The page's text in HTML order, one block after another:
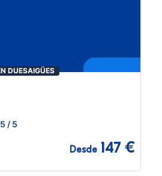
DUESAIGÜES
/ 5
Desde 147 €